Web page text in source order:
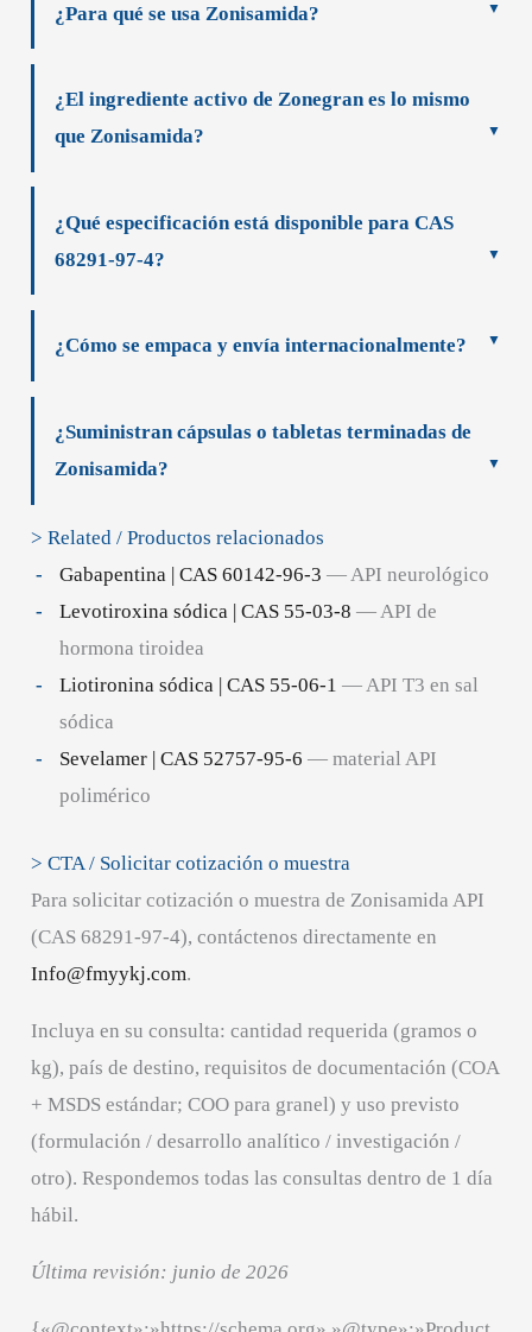
¿Para qué se usa Zonisamida?
¿El ingrediente activo de Zonegran es lo mismo
que Zonisamida?
¿Qué especificación está disponible para CAS
68291-97-4?
¿Cómo se empaca y envía internacionalmente?
¿Suministran cápsulas o tabletas terminadas de
Zonisamida?
> Related / Productos relacionados
Gabapentina | CAS 60142-96-3 — API neurológico
Levotiroxina sódica | CAS 55-03-8 — API de
hormona tiroidea
Liotironina sódica | CAS 55-06-1 — API T3 en sal
sódica
Sevelamer | CAS 52757-95-6 — material API
polimérico
> CTA / Solicitar cotización o muestra
Para solicitar cotización o muestra de Zonisamida API
(CAS 68291-97-4), contáctenos directamente en
Info@fmyykj.com.
Incluya en su consulta: cantidad requerida (gramos o
kg), país de destino, requisitos de documentación (COA
+ MSDS estándar; COO para granel) y uso previsto
(formulación / desarrollo analítico / investigación /
otro). Respondemos todas las consultas dentro de 1 día
hábil.
Última revisión: junio de 2026